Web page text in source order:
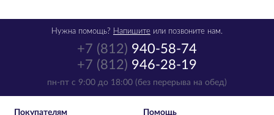
+7 (812) 940-58-74
+7 (812) 946-28-19
пн-пт с 9:00 до 18:00 (без перерыва на обед)
Нужна помощь? Напишите или позвоните нам.
Покупателям Помощь